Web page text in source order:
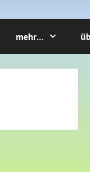
mehr…